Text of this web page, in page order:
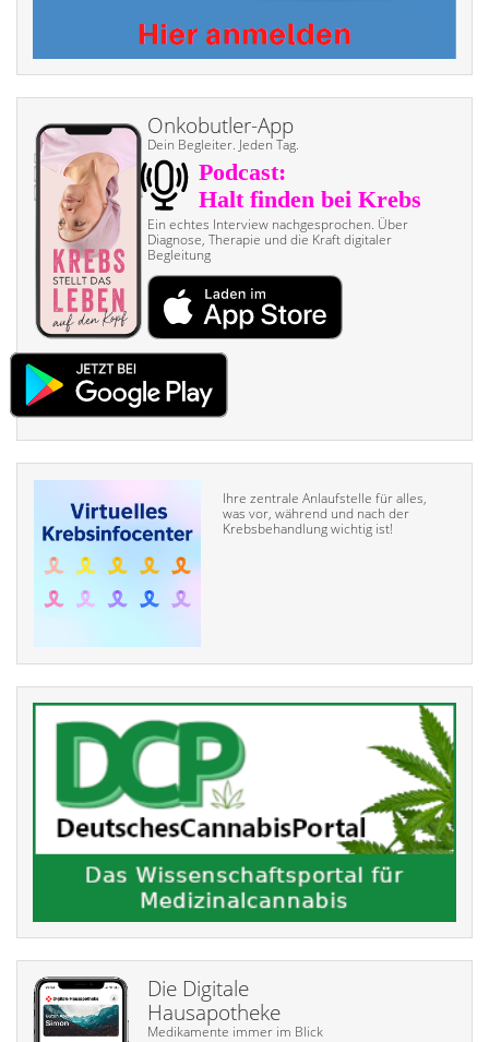
Onkobutler-App
Dein Begleiter. Jeden Tag.
Ein echtes Interview nach­gesprochen. Über
Diagnose, Therapie und die Kraft digitaler
Begleitung
Ihre zentrale Anlaufstelle für alles,
was vor, während und nach der
Krebsbehandlung wichtig ist!
Die Digitale
Hausapotheke
Medikamente immer im Blick